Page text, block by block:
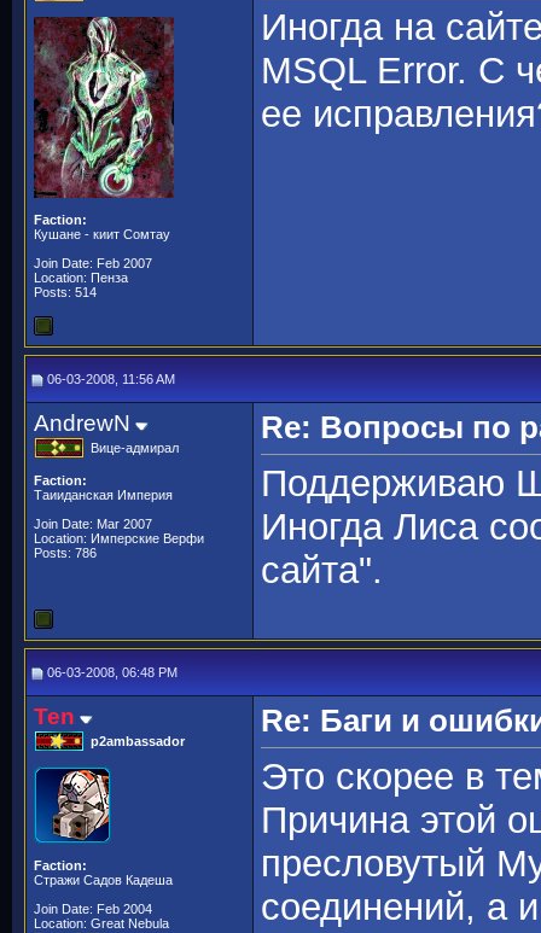
Faction:
Кушане - киит Сомтау
Join Date: Feb 2007
Location: Пенза
Posts: 514
Иногда на
MSQL Error. С
ее
06-03-2008, 11:56 AM
AndrewN
Вице-адмирал
Faction:
Таииданская Империя
Join Date: Mar 2007
Location: Имперские Верфи
Posts: 786
Re: Вопросы по
Поддерживаю
Иногда Лиса
сайта".
06-03-2008, 06:48 PM
Ten
p2ambassador
Faction:
Стражи Садов Кадеша
Join Date: Feb 2004
Location: Great Nebula
Re: Баги и
Это скорее в
Причина этой
пресловутый
соединений, а